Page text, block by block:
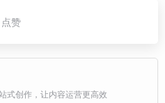
点赞
式创作，让内容运营更高效